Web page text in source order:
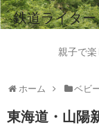
鉄道ライタ
親子で
ホーム ベビ
東海道・山陽